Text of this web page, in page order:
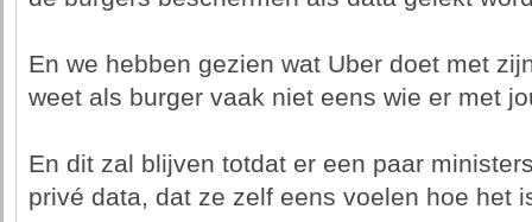
En we hebben gezien wat Uber doet met
weet als burger vaak niet eens wie er met
En dit zal blijven totdat er een paar
privé data, dat ze zelf eens voelen hoe het